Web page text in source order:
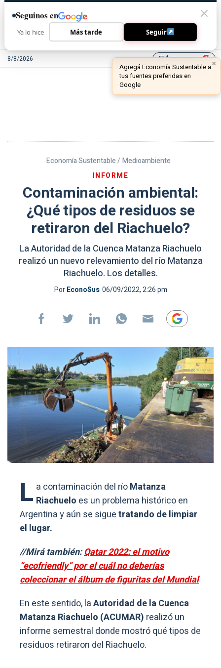
8/8/2026 library_addAgreganos
Economía Sustentable / Medioambiente
INFORME
Contaminación ambiental:
¿Qué tipos de residuos se
retiraron del Riachuelo?
La Autoridad de la Cuenca Matanza Riachuelo
realizó un nuevo relevamiento del río Matanza
Riachuelo. Los detalles.
PorEconoSus 06/09/2022, 2:26 pm
L a contaminación del ríoMatanza
Riachuelo es un problema histórico en
Argentina y aún se siguetratando de limpiar
el lugar.
//Mirá también:Qatar 2022: el motivo
“ecofriendly” por el cuál no deberías
coleccionar el álbum de figuritas del Mundial
En este sentido, laAutoridad de la Cuenca
Matanza Riachuelo (ACUMAR) realizó un
informe semestral donde mostró qué tipos de
residuos retiraron del Riachuelo.
Seguinos en
Ya lo hice Más tarde Seguir